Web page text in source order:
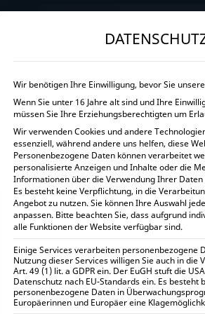
START
Home
936,23
1.114,11€
Victron
Wir benötigen Ihre Einwilligung, bevor Sie
Wenn Sie unter 16 Jahre alt sind und Ihre
müssen Sie Ihre Erziehungsberechtigten um
Wir verwenden Cookies und andere
essenziell, während andere uns helfen, diese
Personenbezogene Daten können verarbeitet
personalisierte Anzeigen und Inhalte oder die
Informationen über die Verwendung Ihrer
Es besteht keine Verpflichtung, in die
Angebot zu nutzen.Sie können Ihre Auswahl
anpassen. Bitte beachten Sie, dass aufgrund
alle Funktionen der Website verfügbar sind.
Einige Services verarbeiten personenbezogene
Nutzung dieser Services willigen Sie auch in
Art. 49 (1) lit. a GDPR ein. Der EuGH stuft die
Datenschutz nach EU-Standards ein. Es
personenbezogene Daten in
Europäerinnen und Europäer eine